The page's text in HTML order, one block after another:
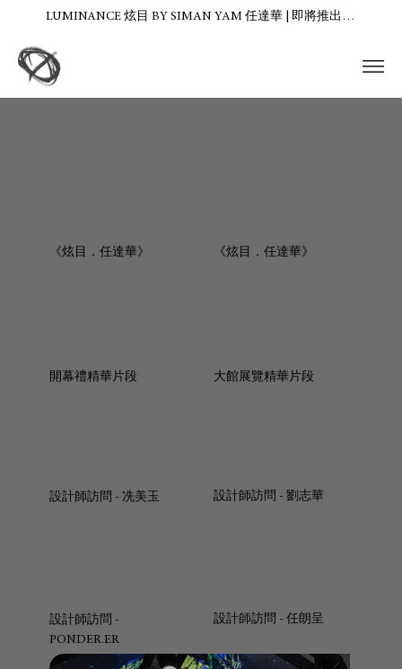
LUMINANCE 炫目 BY SIMAN YAM 任達華 | 即將推出…
《炫目．任達華》 《炫目．任達華》
開幕禮精華片段 大館展覽精華片段
設計師訪問 - 冼美玉 設計師訪問 - ​劉志華
設計師訪問 -
PONDER.ER
設計師訪問 - 任朗呈